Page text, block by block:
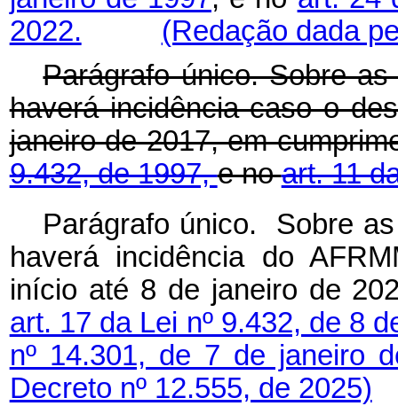
2022.
(Redação dada
Parágrafo único. Sobre
haverá incidência caso o
janeiro de 2017, em
9.432, de 1997,e noart. 11
Parágrafo único. Sobre
haverá incidência do
início até 8 de janeiro de
art. 17 da Lei nº 9.432, de 8
nº 14.301, de 7 de janeiro
Decreto nº 12.555, de 2025)